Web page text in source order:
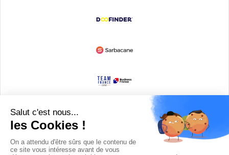
Devenir partenaire